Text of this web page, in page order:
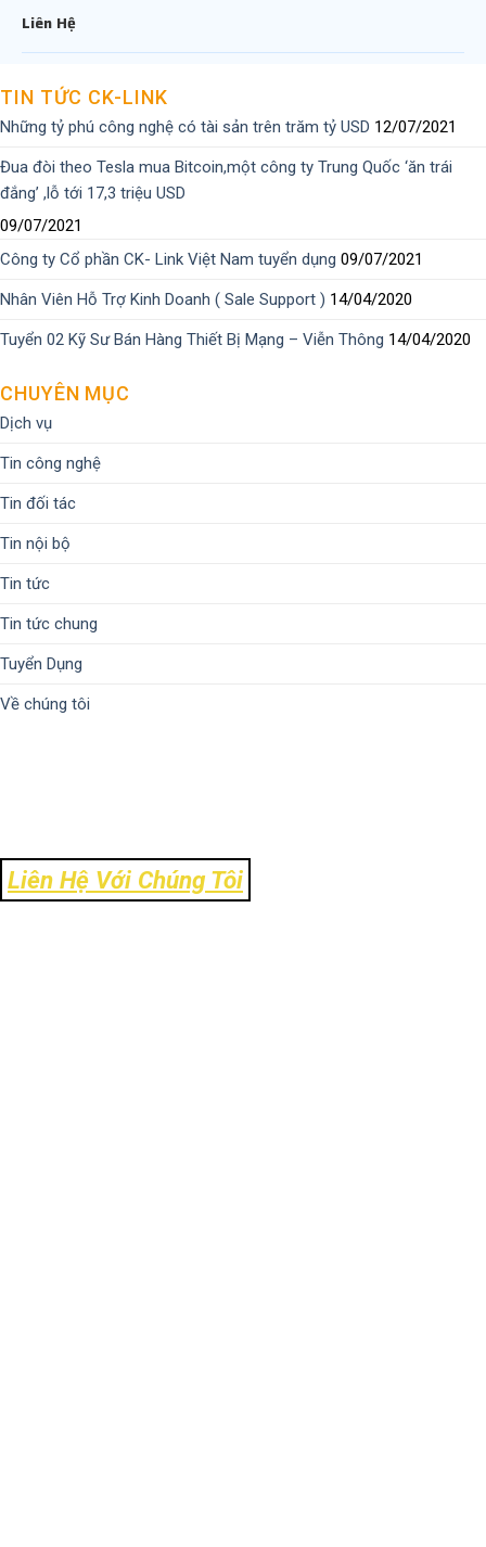
Liên Hệ
TIN TỨC CK-LINK
Những tỷ phú công nghệ có tài sản trên trăm tỷ USD 12/07/2021
Đua đòi theo Tesla mua Bitcoin,một công ty Trung Quốc ‘ăn trái
đắng’ ,lỗ tới 17,3 triệu USD
09/07/2021
Công ty Cổ phần CK- Link Việt Nam tuyển dụng 09/07/2021
Nhân Viên Hỗ Trợ Kinh Doanh ( Sale Support ) 14/04/2020
Tuyển 02 Kỹ Sư Bán Hàng Thiết Bị Mạng – Viễn Thông 14/04/2020
CHUYÊN MỤC
Dịch vụ
Tin công nghệ
Tin đối tác
Tin nội bộ
Tin tức
Tin tức chung
Tuyển Dụng
Về chúng tôi
Liên Hệ Với Chúng Tôi